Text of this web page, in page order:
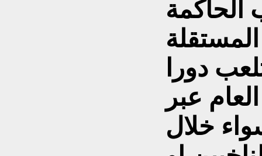
دورا
عبر
خلال